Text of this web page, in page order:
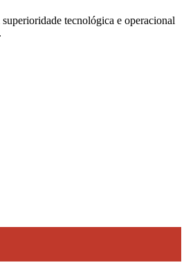
tecnológica e operacional